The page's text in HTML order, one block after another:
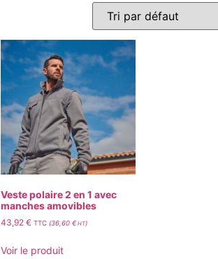
Veste polaire 2 en 1 avec
manches amovibles
43,92 € TTC(36,60 €HT)
Voir le produit